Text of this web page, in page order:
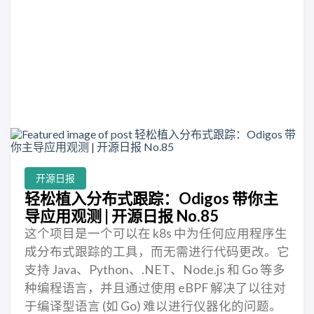
开源日报
轻松植入分布式跟踪：Odigos 带你主
导应用观测 | 开源日报 No.85
这个项目是一个可以在 k8s 中为任何应用程序生
成分布式跟踪的工具，而无需进行代码更改。它
支持 Java、Python、.NET、Node.js 和 Go 等多
种编程语言，并且通过使用 eBPF 解决了以往对
于编译型语言 (如 Go) 难以进行仪器化的问题。